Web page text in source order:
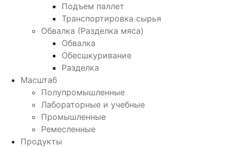
Подъем паллет
Транспортировка сырья
Обвалка (Разделка мяса)
Обвалка
Обесшкуривание
Разделка
Масштаб
Полупромышленные
Лабораторные и учебные
Промышленные
Ремесленные
Продукты